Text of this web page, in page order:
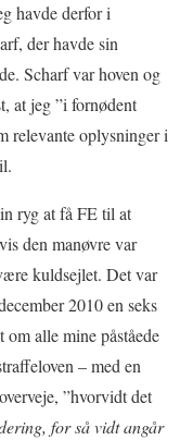
havde derfor i
der havde sin
Scharf var hoven og
at jeg ”i fornødent
relevante oplysninger i
ryg at få FE til at
den manøvre var
kuldsejlet. Det var
2010 en seks
alle mine påståede
– med en
”hvorvidt det
for så vidt angår